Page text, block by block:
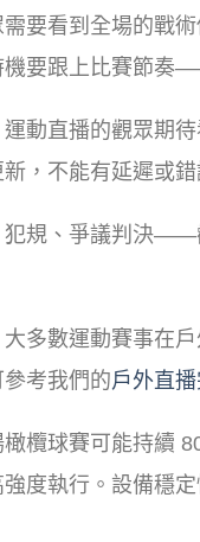
需要看到全場的戰
要跟上比賽節奏
運動直播的觀眾期
，不能有延遲或錯
犯規、爭議判決——
大多數運動賽事在
考我們的戶外直
橄欖球賽可能持續
度執行。設備穩